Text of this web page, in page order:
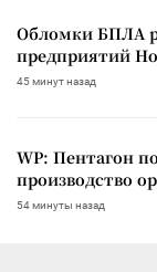
Обломки БПЛА
предприятий
45 минут назад
WP: Пентагон
производство
54 минуты назад